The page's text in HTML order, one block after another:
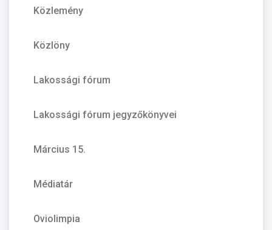
Közlemény
Közlöny
Lakossági fórum
Lakossági fórum jegyzőkönyvei
Március 15.
Médiatár
Oviolimpia